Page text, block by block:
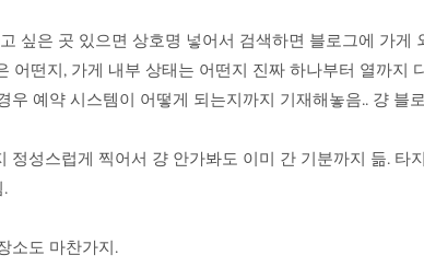
싶은 곳 있으면 상호명 넣어서 검색하면 블로그에 가게
어떤지, 가게 내부 상태는 어떤지 진짜 하나부터 열까지
우 예약 시스템이 어떻게 되는지까지 기재해놓음.. 걍 블
정성스럽게 찍어서 걍 안가봐도 이미 간 기분까지 듦. 타
소도 마찬가지.